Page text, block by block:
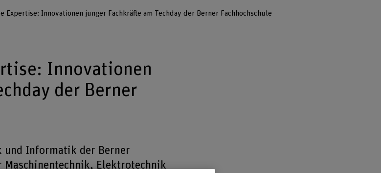
Expertise: Innovationen junger Fachkräfte am Techday der Berner Fachhochschule
Innovationen
der Berner
und Informatik der Berner
Maschinentechnik, Elektrotechnik